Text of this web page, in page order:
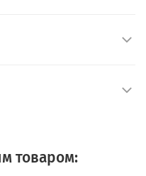
товаром: